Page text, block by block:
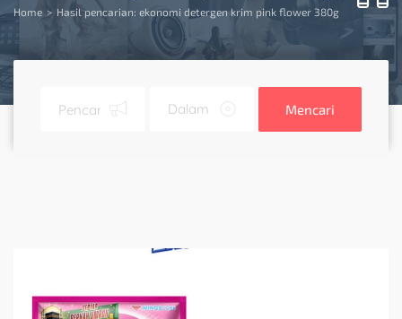
Home Hasil pencarian: ekonomi detergen krim pink flower 380g
Mencari